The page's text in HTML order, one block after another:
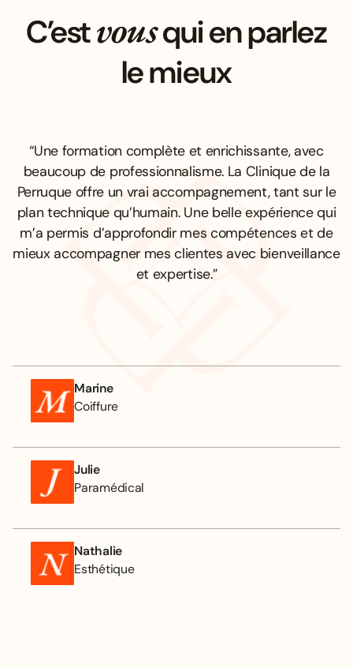
C’estvousqui en parlez
le mieux
Marine
Coiffure
Julie
Paramédical
Nathalie
Esthétique
“Une formation complète et enrichissante, avec
beaucoup de professionnalisme. La Clinique de la
Perruque offre un vrai accompagnement, tant sur le
plan technique qu’humain. Une belle expérience qui
m’a permis d’approfondir mes compétences et de
mieux accompagner mes clientes avec bienveillance
et expertise.”